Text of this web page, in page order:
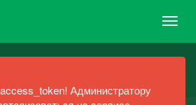
Администратору